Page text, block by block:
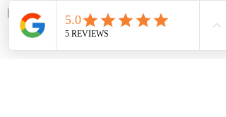
Entradas recientes